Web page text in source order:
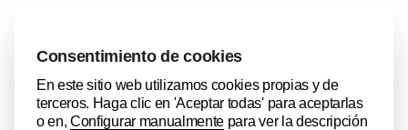
Introducción: ¿Qué es una negociación? Definición.
Negociación vs. otras interacciones sociales
Preparación de la negociación: establecer metas,